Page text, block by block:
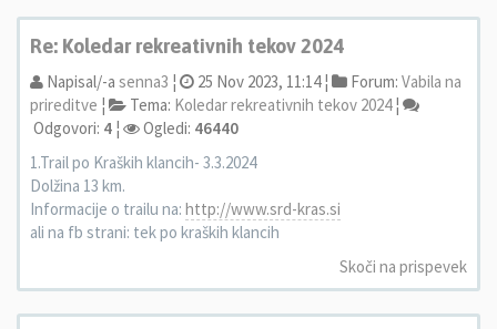
Re: Koledar rekreativnih tekov 2024
Napisal/-a senna3 ¦ 25 Nov 2023, 11:14 ¦ Forum: Vabila na
prireditve ¦ Tema: Koledar rekreativnih tekov 2024¦
Odgovori: 4 ¦ Ogledi: 46440
1.Trail po Kraških klancih- 3.3.2024
Dolžina 13 km.
Informacije o trailu na: http://www.srd-kras.si
ali na fb strani: tek po kraških klancih
Skoči na prispevek